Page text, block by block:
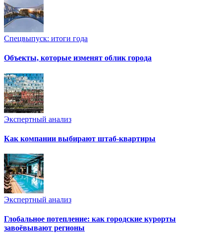
Спецвыпуск: итоги года
Объекты, которые изменят облик города
Экспертный анализ
Как компании выбирают штаб-квартиры
Экспертный анализ
Глобальное потепление: как городские курорты
завоёвывают регионы